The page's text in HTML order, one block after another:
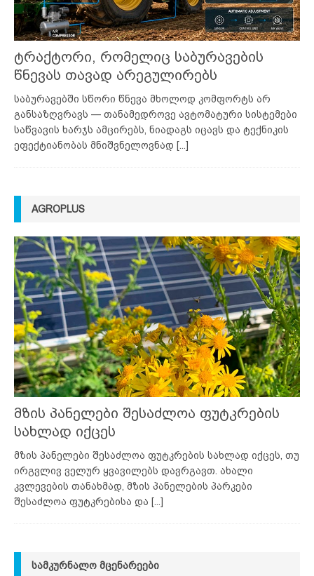
ტრაქტორი, რომელიც საბურავების
წნევას თავად არეგულირებს
საბურავებში სწორი წნევა მხოლოდ კომფორტს არ
განსაზღვრავს — თანამედროვე ავტომატური სისტემები
საწვავის ხარჯს ამცირებს, ნიადაგს იცავს და ტექნიკის
ეფექტიანობას მნიშვნელოვნად [...]
AGROPLUS
მზის პანელები შესაძლოა ფუტკრების
სახლად იქცეს
მზის პანელები შესაძლოა ფუტკრების სახლად იქცეს, თუ
ირგვლივ ველურ ყვავილებს დავრგავთ. ახალი
კვლევების თანახმად, მზის პანელების პარკები
შესაძლოა ფუტკრებისა და [...]
ᲡᲐᲛᲙᲣᲠᲜᲐᲚᲝ ᲛᲪᲔᲜᲐᲠᲔᲔᲑᲘ